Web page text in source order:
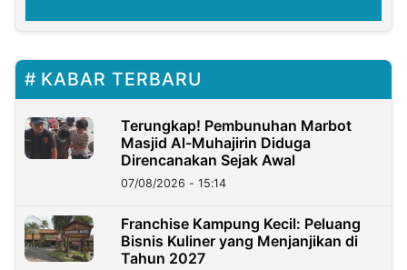
KABAR TERBARU
Terungkap! Pembunuhan Marbot
Masjid Al-Muhajirin Diduga
Direncanakan Sejak Awal
07/08/2026 - 15:14
Franchise Kampung Kecil: Peluang
Bisnis Kuliner yang Menjanjikan di
Tahun 2027